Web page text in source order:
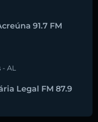
91.7 FM
- AL
Legal FM 87.9